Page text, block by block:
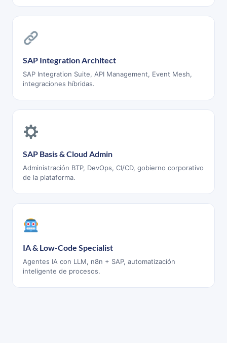
SAP Integration Architect
SAP Integration Suite, API Management, Event Mesh,
integraciones híbridas.
SAP Basis & Cloud Admin
Administración BTP, DevOps, CI/CD, gobierno corporativo
de la plataforma.
IA & Low-Code Specialist
Agentes IA con LLM, n8n + SAP, automatización
inteligente de procesos.